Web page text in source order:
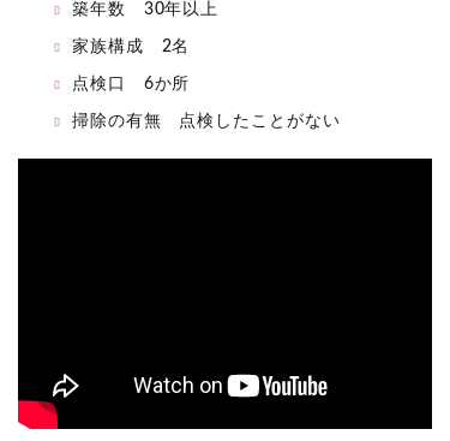
築年数 30年以上
家族構成 2名
点検口 6か所
掃除の有無 点検したことがない